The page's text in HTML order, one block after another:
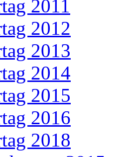
2011
2012
2013
2014
2015
2016
2018